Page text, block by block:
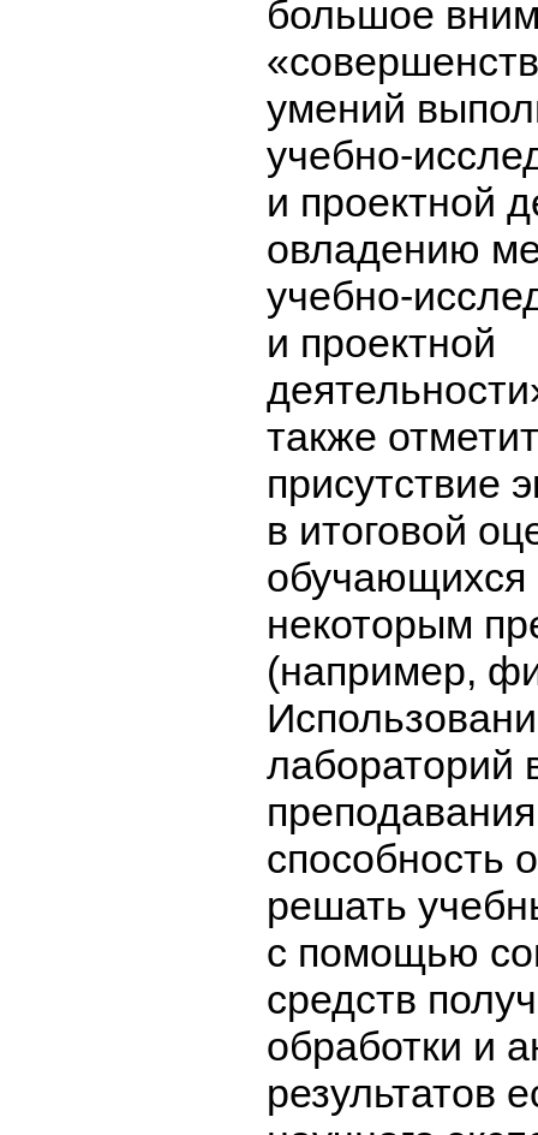
большое
умений
учебно-
и проектной
овладению
учебно-
и проектной
также
присутствие
в итоговой
обучающихся
некоторым
(например,
лабораторий
способность
решать
с помощью
средств
обработки и
результатов